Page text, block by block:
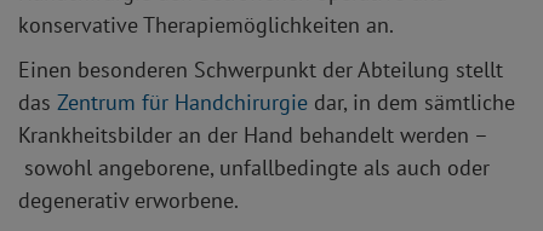
konservative Therapiemöglichkeiten an.
Einen besonderen Schwerpunkt der Abteilung stellt
das Zentrum für Handchirurgie dar, in dem sämtliche
Krankheitsbilder an der Hand behandelt werden –
sowohl angeborene, unfallbedingte als auch oder
degenerativ erworbene.